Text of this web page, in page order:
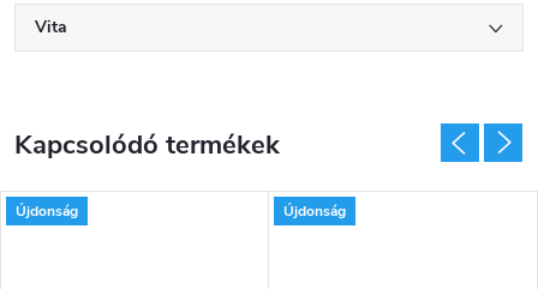
Vita
Kapcsolódó termékek
Újdonság Újdonság